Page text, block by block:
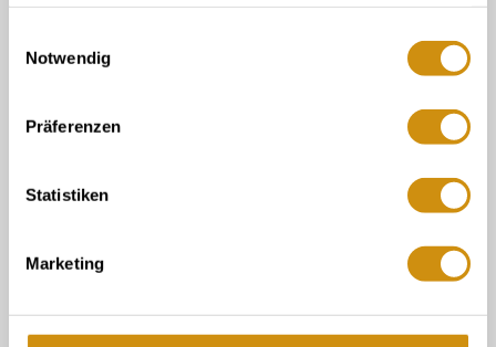
Notwendig
Präferenzen
Statistiken
Marketing
Tourist-Info der Verbandsgemeinde Gau-
Vermieter Log-In
Touristik Intern
Legal Links
Datenschutz